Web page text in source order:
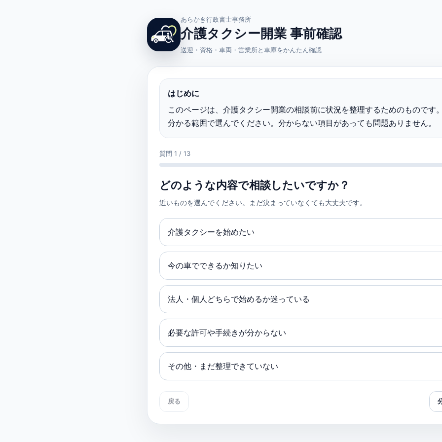
あらかき行政書士事務所
介護タクシー開業 事前確認
送迎・資格・車両・営業所と車庫をかんたん確認
はじめに
このページは、介護タクシー開業の相談前に状況を整理するためのものです
分かる範囲で選んでください。分からない項目があっても問題ありません。
質問 1 / 13
どのような内容で相談したいですか？
近いものを選んでください。まだ決まっていなくても大丈夫です。
介護タクシーを始めたい
今の車でできるか知りたい
法人・個人どちらで始めるか迷っている
必要な許可や手続きが分からない
その他・まだ整理できていない
戻る